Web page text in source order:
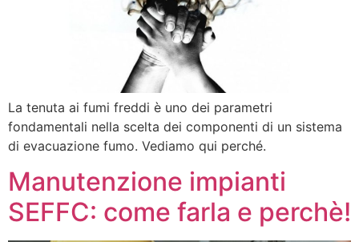
La tenuta ai fumi freddi è uno dei parametri
fondamentali nella scelta dei componenti di un sistema
di evacuazione fumo. Vediamo qui perché.
Manutenzione impianti
SEFFC: come farla e perchè!